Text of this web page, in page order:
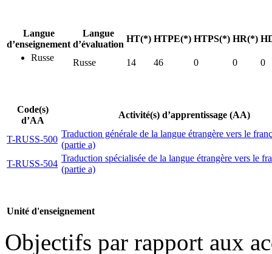
Langue
d’enseignement
Langue
d’évaluation
HT(*) HTPE(*) HTPS(*) HR(*)
Russe
Russe 14 46 0 0 0
Code(s)
d’AA
Activité(s) d’apprentissage (AA)
T-RUSS-500
Traduction générale de la langue étrangère vers le
(partie a)
T-RUSS-504
Traduction spécialisée de la langue étrangère vers le
(partie a)
Unité d'enseignement
Objectifs par rapport aux